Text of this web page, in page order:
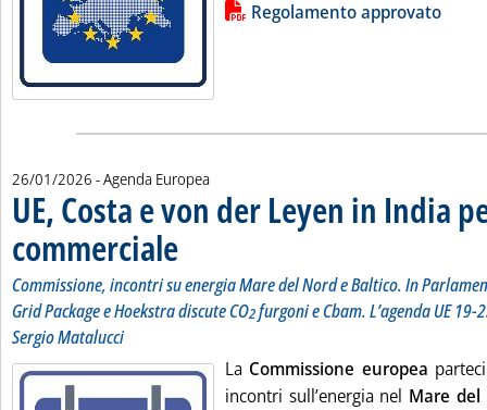
Lista allegati PDF alla notiziaRegolamento approvato
26/01/2026 - Agenda Europea
UE, Costa e von der Leyen in India
commerciale . Sottotitolo: Commissione, incontri su energia Mare del
. Pubblicata lunedì 26 gennaio 2026 alle 11.26.
Commissione, incontri su energia Mare del Nord e Baltico. In
Grid Package e Hoekstra discute CO2furgoni e Cbam. L’agenda UE
Sergio Matalucci
La Commissione europea
incontri sull’energia nel Mare del